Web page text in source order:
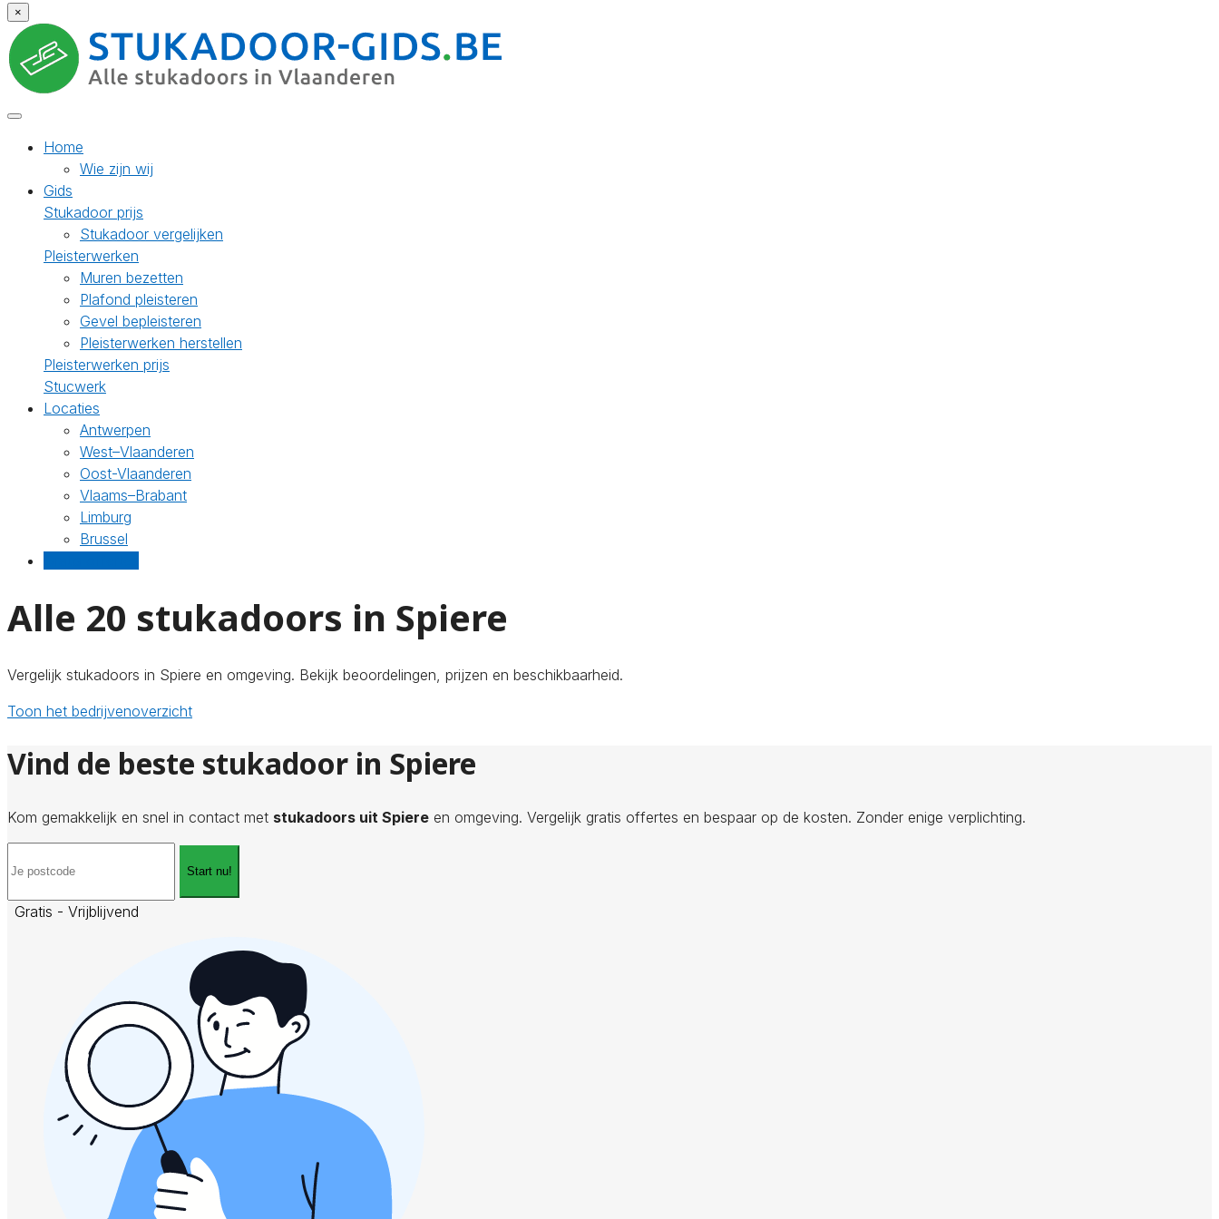
×
Home
Wie zijn wij
Gids
Stukadoor prijs
Stukadoor vergelijken
Pleisterwerken
Muren bezetten
Plafond pleisteren
Gevel bepleisteren
Pleisterwerken herstellen
Pleisterwerken prijs
Stucwerk
Locaties
Antwerpen
West–Vlaanderen
Oost-Vlaanderen
Vlaams–Brabant
Limburg
Brussel
Alle 20 stukadoors in Spiere
Vergelijk stukadoors in Spiere en omgeving. Bekijk beoordelingen, prijzen en beschikbaarheid.
Toon het bedrijvenoverzicht
Vind de beste stukadoor in Spiere
Kom gemakkelijk en snel in contact met stukadoors uit Spiere en omgeving. Vergelijk gratis offertes en bespaar op de kosten. Zonder enige verplichting.
Start nu!
Gratis - Vrijblijvend